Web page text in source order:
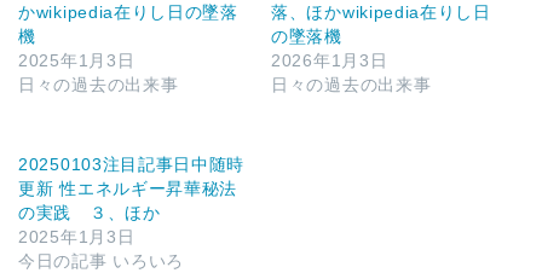
かwikipedia在りし日の墜落
機
2025年1月3日
日々の過去の出来事
落、ほかwikipedia在りし日
の墜落機
2026年1月3日
日々の過去の出来事
20250103注目記事日中随時
更新 性エネルギー昇華秘法
の実践 ３、ほか
2025年1月3日
今日の記事 いろいろ